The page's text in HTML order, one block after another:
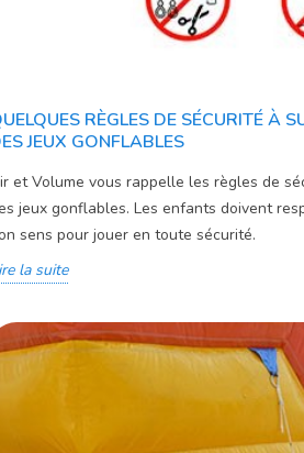
RÈGLES DE SÉCURITÉ À
JEUX GONFLABLES
et Volume vous rappelle les règles de
jeux gonflables. Les enfants doivent
sens pour jouer en toute sécurité.
la suite